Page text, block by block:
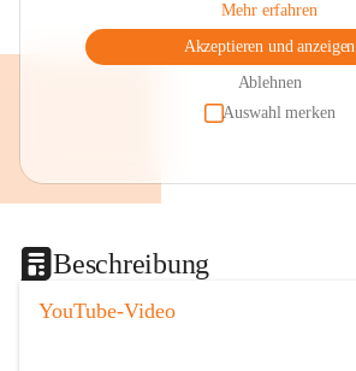
Mehr erfahren
Akzeptieren und anzeigen
Ablehnen
Auswahl merken
Beschreibung
YouTube-Video